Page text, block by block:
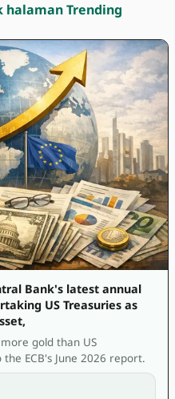
halaman Trending
Bank's latest annual
US Treasuries as
gold than US
ECB's June 2026 report.